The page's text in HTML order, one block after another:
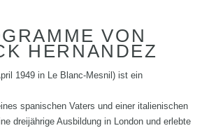
VON
HERNANDEZ
1949 in Le Blanc-Mesnil) ist ein
spanischen Vaters und einer italienischen
dreijährige Ausbildung in London und erlebte